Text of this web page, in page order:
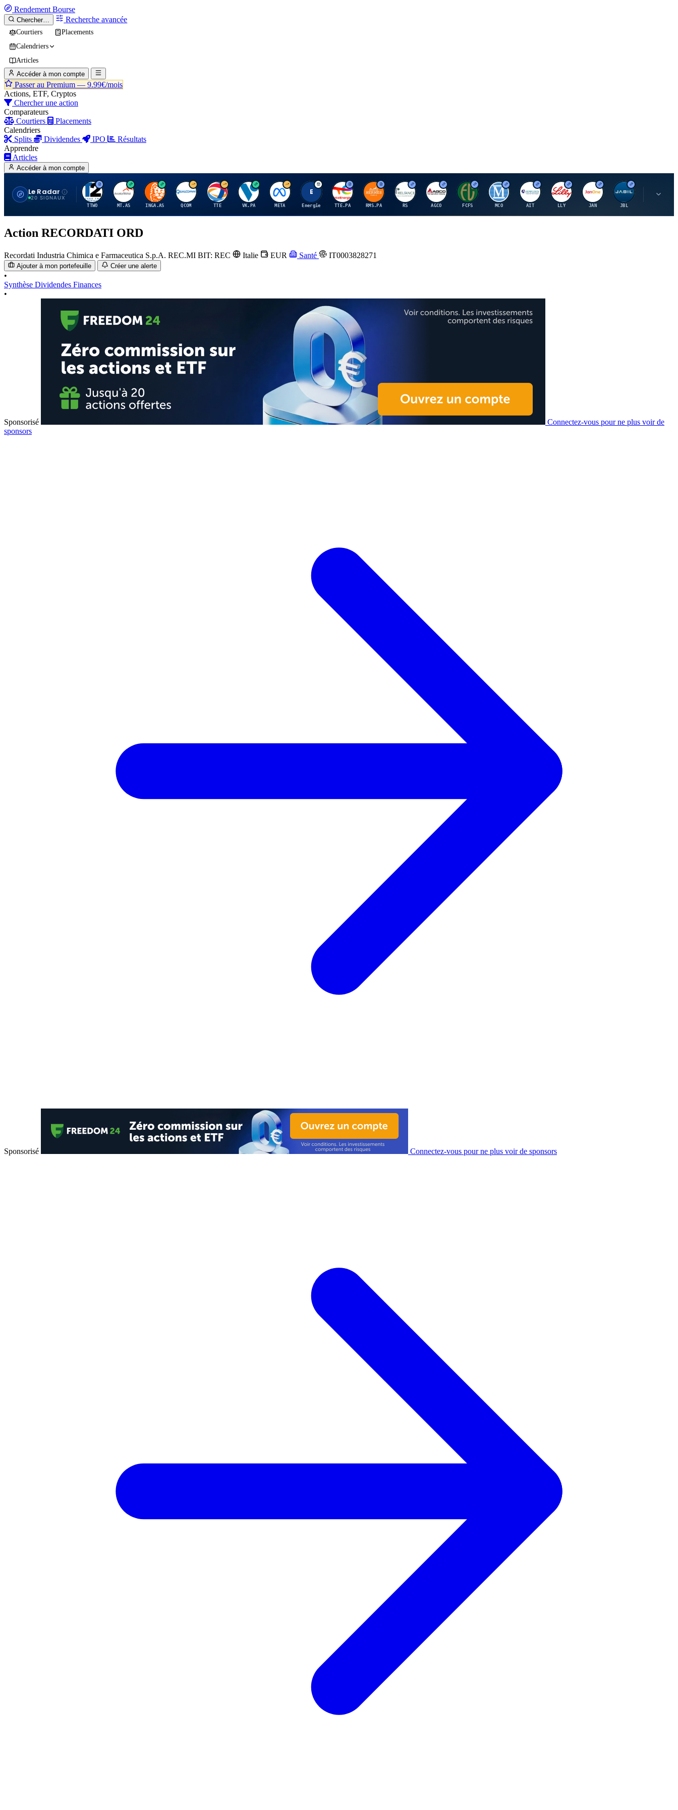
Rendement Bourse
Chercher… Recherche avancée
Courtiers
Placements
Calendriers
Articles
Accéder à mon compte
Passer au Premium — 9.99€/mois
Actions, ETF, Cryptos
Chercher une action
Comparateurs
Courtiers
Placements
Calendriers
Splits
Dividendes IPO
Résultats
Apprendre
Articles
Accéder à mon compte
Le Radar
20 SIGNAUX
T
TTWO
A
MT.AS
I
INGA.AS
Q
QCOM
T
TTE
V
VK.PA
M
META
E
Energie
T
TTE.PA
H
RMS.PA
R
RS
A
AGCO
F
FCFS
M
MCO
A
AIT
E
LLY
J
JAN
J
JBL
P
Action RECORDATI ORD
Recordati Industria Chimica e Farmaceutica S.p.A. REC.MI BIT: REC Italie EUR Santé IT0003828271
Ajouter à mon portefeuille Créer une alerte
•
Synthèse Dividendes Finances
•
Sponsorisé
Connectez-vous pour ne plus voir de
sponsors
Sponsorisé Connectez-vous pour ne plus voir de sponsors